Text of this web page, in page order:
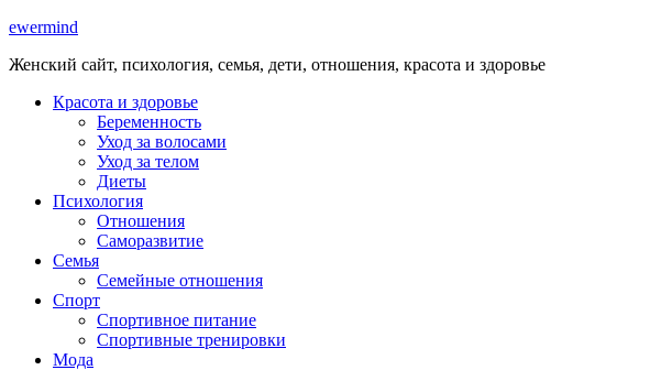
ewermind
Женский сайт, психология, семья, дети, отношения, красота и здоровье
Красота и здоровье
Беременность
Уход за волосами
Уход за телом
Диеты
Психология
Отношения
Саморазвитие
Семья
Семейные отношения
Спорт
Спортивное питание
Спортивные тренировки
Мода